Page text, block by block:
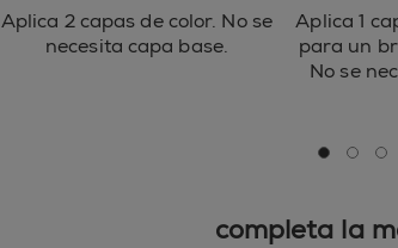
Aplica 2 capas de color. No se
necesita capa base.
Aplica 1
para un
No se
go to 0go to 1
completa la